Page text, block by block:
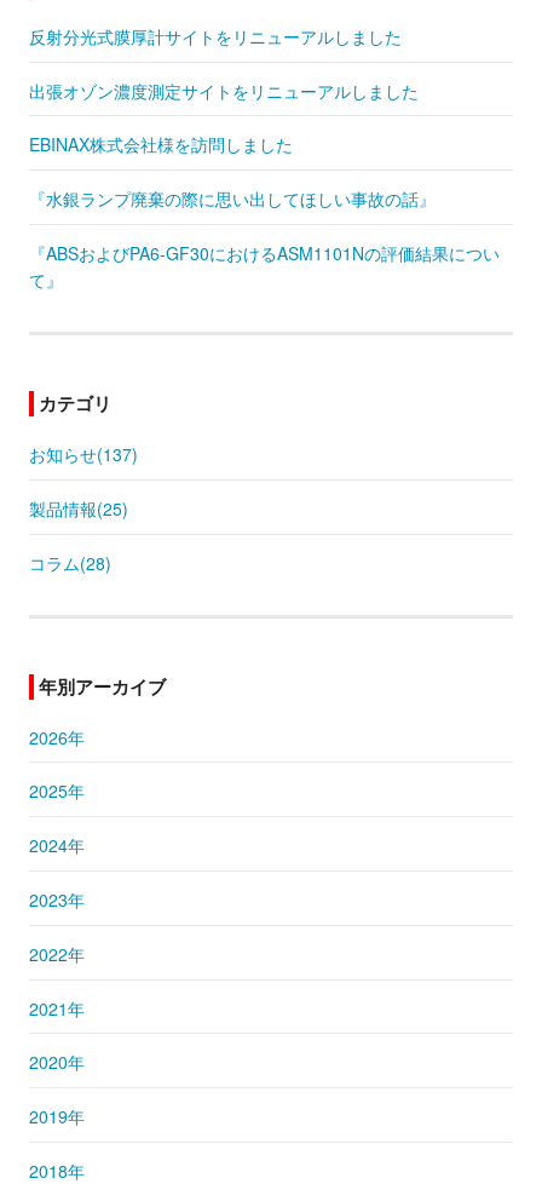
反射分光式膜厚計サイトをリニューアルしました
出張オゾン濃度測定サイトをリニューアルしました
EBINAX株式会社様を訪問しました
『水銀ランプ廃棄の際に思い出してほしい事故の話』
『ABSおよびPA6-GF30におけるASM1101Nの評価結果につい
て』
カテゴリ
お知らせ(137)
製品情報(25)
コラム(28)
年別アーカイブ
2026年
2025年
2024年
2023年
2022年
2021年
2020年
2019年
2018年